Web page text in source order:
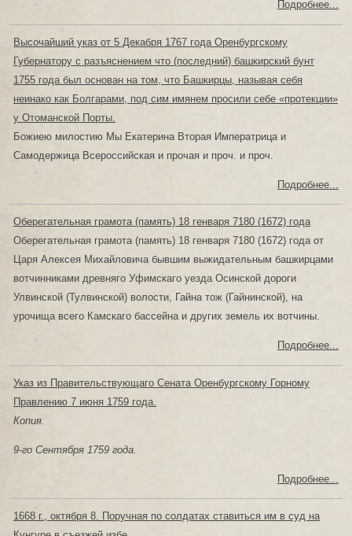
Подробнее...
Высочайший указ от 5 Декабря 1767 года Оренбургскому
Губернатору с разъяснением что (последний) башкирский бунт
1755 года был основан на том, что Башкирцы, называя себя
неинако как Болгарами, под сим имянем просили себе «протекции»
у Отоманской Порты.
Божиею милостию Мы Екатерина Вторая Императрица и
Самодержица Всероссийская и прочая и проч. и проч.
Подробнее...
Оберегательная грамота (память) 18 генваря 7180 (1672) года
Оберегательная грамота (память) 18 генваря 7180 (1672) года от
Царя Алексея Михайловича бывшим выжидательным башкирцами
вотчинниками древняго Уфимскаго уезда Осинской дороги
Улвинской (Тулвинской) волости, Гайна тож (Гайнинской), на
урочища всего Камскаго бассейна и других земель их вотчины.
Подробнее...
Указ из Правительствующаго Сената Оренбургскому Горному
Правлению 7 июня 1759 года.
Копия.
9-го Сентября 1759 года.
Подробнее...
1668 г., октября 8. Поручная по солдатах ставиться им в суд на